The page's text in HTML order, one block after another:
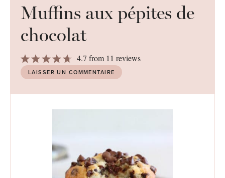
Muffins aux pépites de
chocolat
Stars
4
Stars
3
Stars
2
Stars
1
Star
4.7 from 11 reviews
LAISSER UN COMMENTAIRE